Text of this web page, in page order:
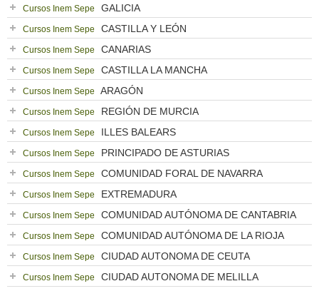
Cursos Inem Sepe GALICIA
Cursos Inem Sepe CASTILLA Y LEÓN
Cursos Inem Sepe CANARIAS
Cursos Inem Sepe CASTILLA LA MANCHA
Cursos Inem Sepe ARAGÓN
Cursos Inem Sepe REGIÓN DE MURCIA
Cursos Inem Sepe ILLES BALEARS
Cursos Inem Sepe PRINCIPADO DE ASTURIAS
Cursos Inem Sepe COMUNIDAD FORAL DE NAVARRA
Cursos Inem Sepe EXTREMADURA
Cursos Inem Sepe COMUNIDAD AUTÓNOMA DE CANTABRIA
Cursos Inem Sepe COMUNIDAD AUTÓNOMA DE LA RIOJA
Cursos Inem Sepe CIUDAD AUTONOMA DE CEUTA
Cursos Inem Sepe CIUDAD AUTONOMA DE MELILLA